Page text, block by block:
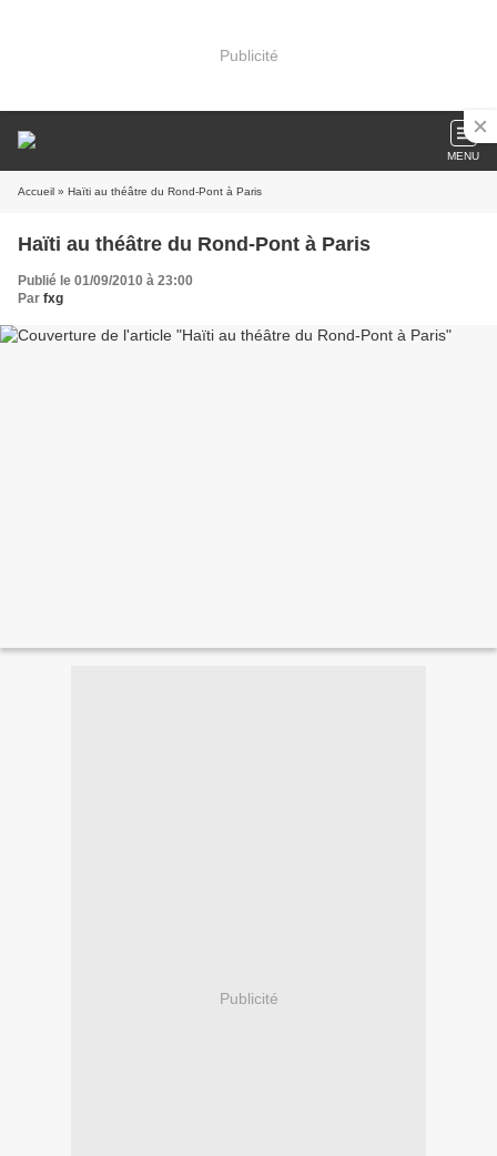
Publicité
MENU
Accueil » Haïti au théâtre du Rond-Pont à Paris
Haïti au théâtre du Rond-Pont à Paris
Publié le 01/09/2010 à 23:00
Par fxg
Publicité